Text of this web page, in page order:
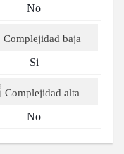
No
Complejidad baja
Si
Complejidad alta
No